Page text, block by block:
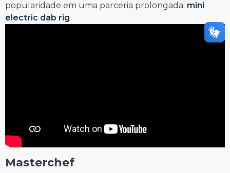
popularidade em uma parceria prolongada. mini
electric dab rig
Masterchef